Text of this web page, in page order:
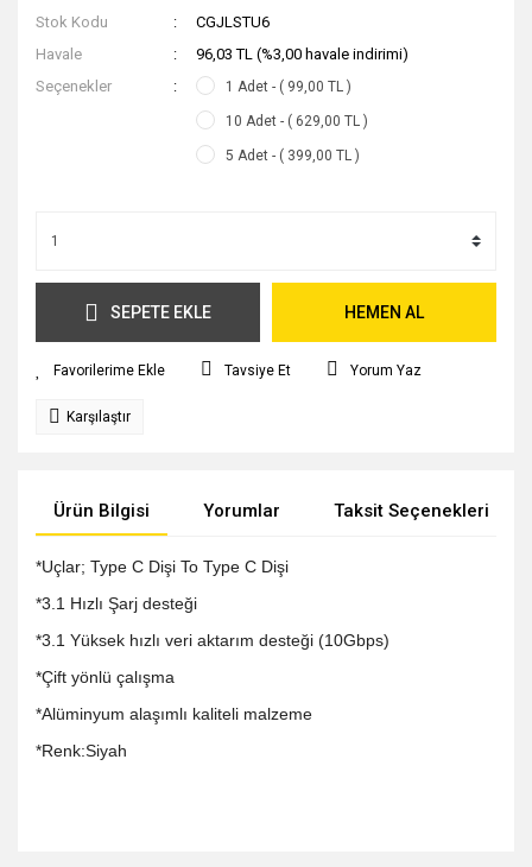
Stok Kodu
CGJLSTU6
Havale
96,03 TL (%3,00 havale indirimi)
Seçenekler
1 Adet - ( 99,00 TL )
10 Adet - ( 629,00 TL )
5 Adet - ( 399,00 TL )
SEPETE EKLE HEMEN AL
Tavsiye Et Yorum Yaz
Karşılaştır
Ürün Bilgisi Yorumlar Taksit Seçenekleri
*Uçlar; Type C Dişi To Type C Dişi
*3.1 Hızlı Şarj desteği
*3.1 Yüksek hızlı veri aktarım desteği (10Gbps)
*Çift yönlü çalışma
*Alüminyum alaşımlı kaliteli malzeme
*Renk:Siyah